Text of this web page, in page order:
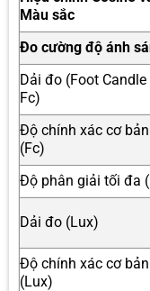
Màu sắc
Đo cường độ ánh
Dải đo (Foot Candle
Fc)
Độ chính xác cơ bản
(Fc)
Độ phân giải tối đa
Dải đo (Lux)
Độ chính xác cơ bản
(Lux)